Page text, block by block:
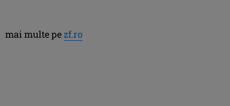
mai multe pezf.ro